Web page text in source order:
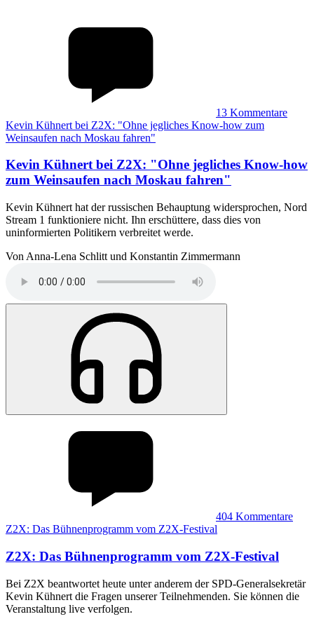
13 Kommentare
Kevin Kühnert bei Z2X: "Ohne jegliches Know-how zum
Weinsaufen nach Moskau fahren"
Kevin Kühnert bei Z2X: "Ohne jegliches Know-how
zum Weinsaufen nach Moskau fahren"
Kevin Kühnert hat der russischen Behauptung widersprochen, Nord
Stream 1 funktioniere nicht. Ihn erschüttere, dass dies von
uninformierten Politikern verbreitet werde.
Von Anna-Lena Schlitt und Konstantin Zimmermann
404 Kommentare
Z2X: Das Bühnenprogramm vom Z2X-Festival
Z2X: Das Bühnenprogramm vom Z2X-Festival
Bei Z2X beantwortet heute unter anderem der SPD-Generalsekretär
Kevin Kühnert die Fragen unserer Teilnehmenden. Sie können die
Veranstaltung live verfolgen.